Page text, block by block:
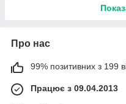
Про нас
99% позитивних з 199
Працює з 09.04.2013